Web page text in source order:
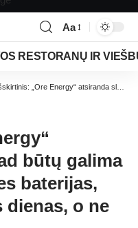
Aa
RESTORANŲ IR
„Ore Energy“ atsiranda slapta, kad būtų galima sukurti komunalines baterijas, kurios veikia kelias dienas, o ne valandas
būtų galima
baterijas,
dienas, o ne